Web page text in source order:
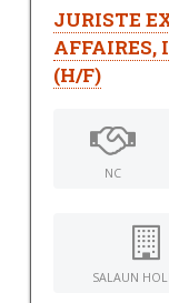
JURISTE
AFFAIRES,
(H/F)
NC
SALAUN